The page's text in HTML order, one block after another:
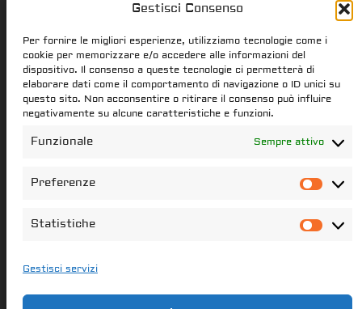
Gestisci Consenso
Per fornire le migliori esperienze, utilizziamo tecnologie come i
cookie per memorizzare e/o accedere alle informazioni del
dispositivo. Il consenso a queste tecnologie ci permetterà di
elaborare dati come il comportamento di navigazione o ID unici su
questo sito. Non acconsentire o ritirare il consenso può influire
negativamente su alcune caratteristiche e funzioni.
Funzionale Sempre attivo
Preferenze
Statistiche
Gestisci servizi
Star Citizen.it
star-citizen.it is a Star Citizen fan
website. Star Citizen and Squadron42
trademarks are the properties of the
content of this website that have not